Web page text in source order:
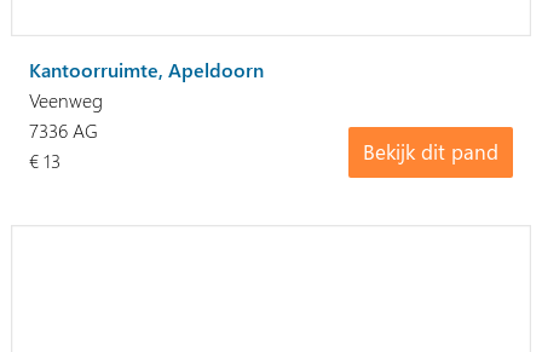
Kantoorruimte, Apeldoorn
Veenweg
Bekijk dit pand
7336 AG
€ 13